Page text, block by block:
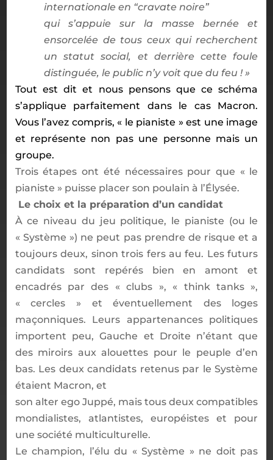
internationale en “cravate noire”
qui s’appuie sur la masse bernée et
ensorcelée de tous ceux qui recherchent
un statut social, et derrière cette foule
distinguée, le public n’y voit que du feu !»
Tout est dit et nous pensons que ce schéma
s’applique parfaitement dans le cas Macron.
Vous l’avez compris, « le pianiste » est une image
et représente non pas une personne mais un
groupe.
Troisétapes ont été nécessaires pour que « le
pianiste » puisse placer son poulain à l’Élysée.
Le choix et la préparation d’un candidat
À ce niveau du jeu politique, le pianiste (ou le
« Système ») ne peut pas prendre de risque et a
toujours deux, sinon trois fers au feu. Les futurs
candidats sont repérés bien en amont et
encadrés par des «clubs », « think tanks »,
«cercles » etéventuellement des loges
maçonniques. Leurs appartenances politiques
importent peu, Gauche et Droite n’étant que
des miroirs aux alouettes pour le peuple d’en
bas. Les deux candidats retenus par le Système
étaient Macron, et
son alter ego Juppé, mais tous deux compatibles
mondialistes, atlantistes, européistes et pour
une société multiculturelle.
Le champion, l’élu du «Système » ne doit pas